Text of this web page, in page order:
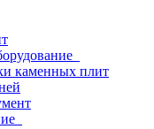
каменных плит